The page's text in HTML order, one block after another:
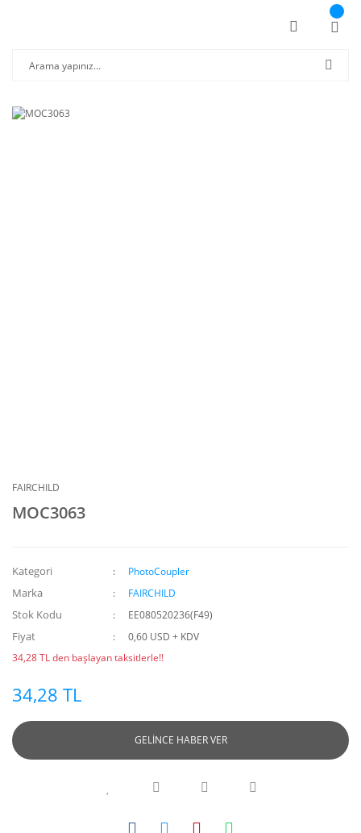
FAIRCHILD
MOC3063
Kategori PhotoCoupler
Marka FAIRCHILD
Stok Kodu EE080520236(F49)
Fiyat
0,60 USD + KDV
34,28 TL den başlayan taksitlerle!!
34,28 TL
GELİNCE HABER VER